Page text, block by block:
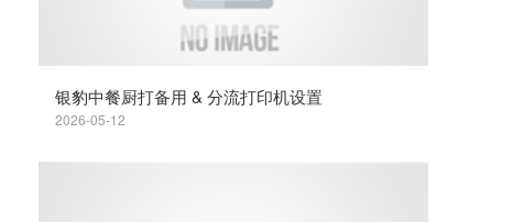
银豹中餐厨打备用 & 分流打印机设置
2026-05-12